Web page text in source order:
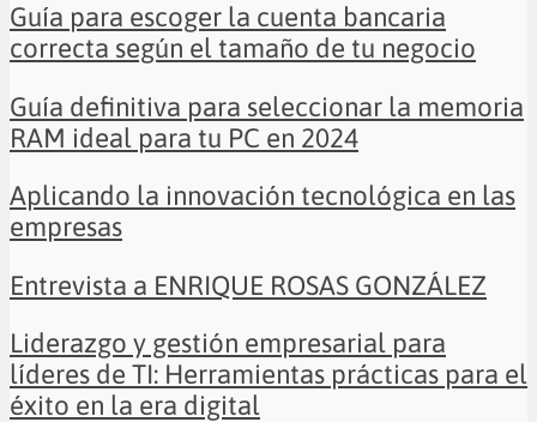
Guía para escoger la cuenta bancaria
correcta según el tamaño de tu negocio
Guía definitiva para seleccionar la memoria
RAM ideal para tu PC en 2024
Aplicando la innovación tecnológica en las
empresas
Entrevista a ENRIQUE ROSAS GONZÁLEZ
Liderazgo y gestión empresarial para
líderes de TI: Herramientas prácticas para el
éxito en la era digital